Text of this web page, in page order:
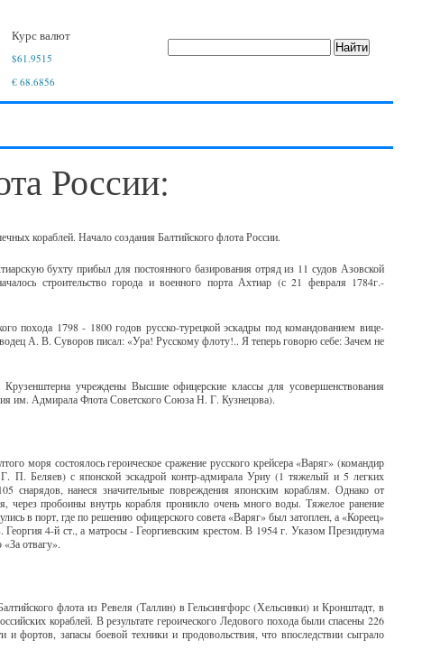
Курс валют
$61.9515
€ 68.6856
России:
кораблей. Начало создания Балтийского флота России.
бухту прибыл для постоянного базирования отряд из 11 судов Азовской
строительство города и военного порта Ахтиар (с 21 февраля 1784г.-
похода 1798 - 1800 годов русско-турецкой эскадры под командованием вице-
А. В. Суворов писал: «Ура! Русскому флоту!.. Я теперь говорю себе: Зачем не
учреждены Высшие офицерские классы для усовершенствования
им. Адмирала Флота Советского Союза Н. Г. Кузнецова).
моря состоялось героическое сражение русского крейсера «Варяг» (командир
П. Беляев) с японской эскадрой контр-адмирала Уриу (1 тяжелый и 5 легких
снарядов, нанеся значительные повреждения японским кораблям. Однако от
через пробоины внутрь корабля проникло очень много воды. Тяжелое ранение
в порт, где по решению офицерского совета «Варяг» был затоплен, а «Кореец»
4-й ст., а матросы - Георгиевским крестом. В 1954 г. Указом Президиума
отвагу».
флота из Ревеля (Таллин) в Гельсингфорс (Хельсинки) и Кронштадт, в
кораблей. В результате героического Ледового похода были спасены 226
фортов, запасы боевой техники и продовольствия, что впоследствии сыграло